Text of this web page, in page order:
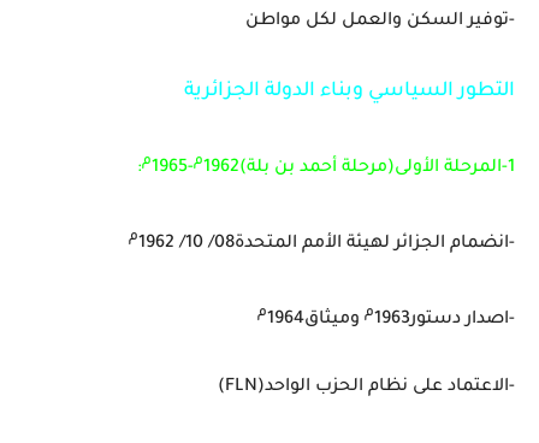
-توفير السكن والعمل لكل مواطن
التطور السياسي وبناء الدولة الجزائرية
1-المرحلة الأولى(مرحلة أحمد بن بلة)1962 م-1965 م:
-انضمام الجزائر لهيئة الأمم المتحدة08/ 10/ 1962 م
-اصدار دستور1963 م وميثاق1964 م
-الاعتماد على نظام الحزب الواحد(FLN)